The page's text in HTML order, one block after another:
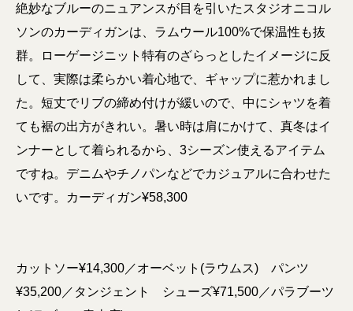
絶妙なブルーのニュアンスが目を引いたスタジオニコル
ソンのカーディガンは、ラムウール100%で保温性も抜
群。ローゲージニット特有のざらっとしたイメージに反
して、実際は柔らかい着心地で、ギャップに惹かれまし
た。短丈でリブの締め付けが緩いので、中にシャツを着
ても裾の出方がきれい。暑い時は肩にかけて、真冬はイ
ンナーとして着られるから、3シーズン使えるアイテム
ですね。デニムやチノパンなどでカジュアルに合わせた
いです。カーディガン¥58,300
カットソー¥14,300／オーベット(ラウムス) パンツ
¥35,200／タンジェント シューズ¥71,500／パラブーツ